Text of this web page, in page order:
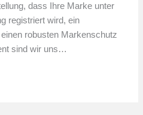
dass Ihre Marke unter
registriert wird, ein
robusten Markenschutz
sind wir uns…